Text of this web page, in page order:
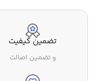
تضمین کیفیت
و تضمین اصالت